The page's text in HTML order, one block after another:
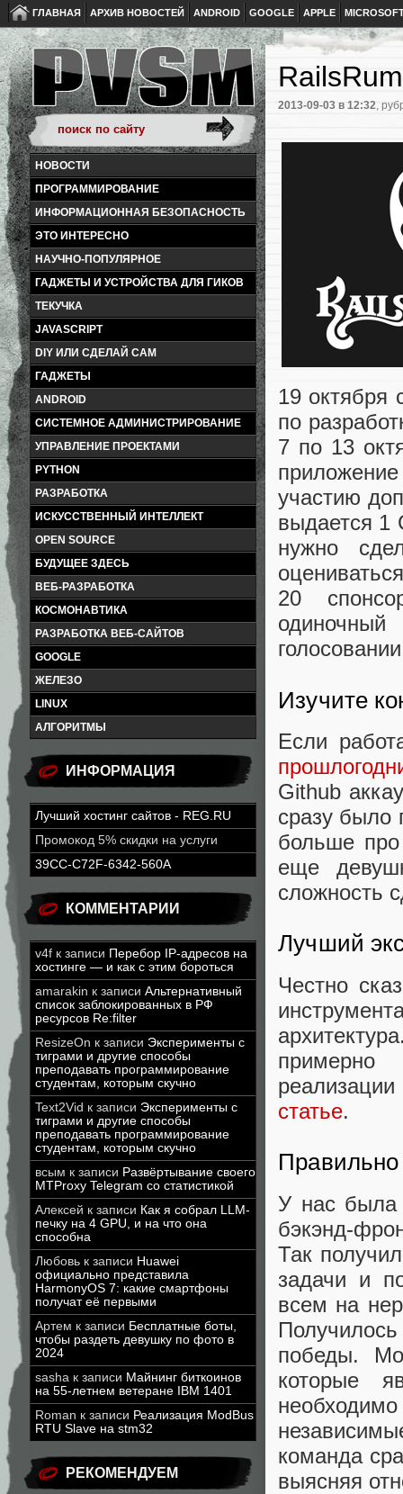
ГЛАВНАЯ АРХИВ НОВОСТЕЙ ANDROID GOOGLE APPLE
НОВОСТИ
ПРОГРАММИРОВАНИЕ
ИНФОРМАЦИОННАЯ БЕЗОПАСНОСТЬ
ЭТО ИНТЕРЕСНО
НАУЧНО-ПОПУЛЯРНОЕ
ГАДЖЕТЫ И УСТРОЙСТВА ДЛЯ ГИКОВ
ТЕКУЧКА
JAVASCRIPT
DIY ИЛИ СДЕЛАЙ САМ
ГАДЖЕТЫ
ANDROID
СИСТЕМНОЕ АДМИНИСТРИРОВАНИЕ
УПРАВЛЕНИЕ ПРОЕКТАМИ
PYTHON
РАЗРАБОТКА
ИСКУССТВЕННЫЙ ИНТЕЛЛЕКТ
OPEN SOURCE
БУДУЩЕЕ ЗДЕСЬ
ВЕБ-РАЗРАБОТКА
КОСМОНАВТИКА
РАЗРАБОТКА ВЕБ-САЙТОВ
GOOGLE
ЖЕЛЕЗО
LINUX
АЛГОРИТМЫ
ИНФОРМАЦИЯ
Лучший хостинг сайтов - REG.RU
Промокод 5% скидки на услуги
39CC-C72F-6342-560A
КОММЕНТАРИИ
v4f к записи Перебор IP-адресов на
хостинге — и как с этим бороться
amarakin к записи Альтернативный
список заблокированных в РФ
ресурсов Re:filter
ResizeOn к записи Эксперименты с
тиграми и другие способы
преподавать программирование
студентам, которым скучно
Text2Vid к записи Эксперименты с
тиграми и другие способы
преподавать программирование
студентам, которым скучно
всым к записи Развёртывание своего
MTProxy Telegram со статистикой
Алексей к записи Как я собрал LLM-
печку на 4 GPU, и на что она
способна
Любовь к записи Huawei
официально представила
HarmonyOS 7: какие смартфоны
получат её первыми
Артем к записи Бесплатные боты,
чтобы раздеть девушку по фото в
2024
sasha к записи Майнинг биткоинов
на 55-летнем ветеране IBM 1401
Roman к записи Реализация ModBus
RTU Slave на stm32
РЕКОМЕНДУЕМ
2013-09-03 в 12:32,
19 октября
по
7 по 13
участию
выдается 1
нужно
20
Изучите
Если
Github
сразу было
больше про
еще
сложность
Лучший
Честно
примерно
статье.
Правильно
У нас была
бэкэнд-
Так
задачи и
всем на
победы.
которые
команда
выясняя